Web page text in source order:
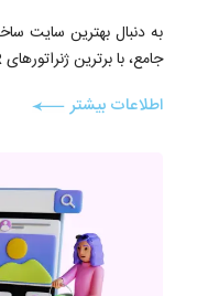
جامع، با برترین ژنراتورهای QR، به همراه ...
اطلاعات بیشتر